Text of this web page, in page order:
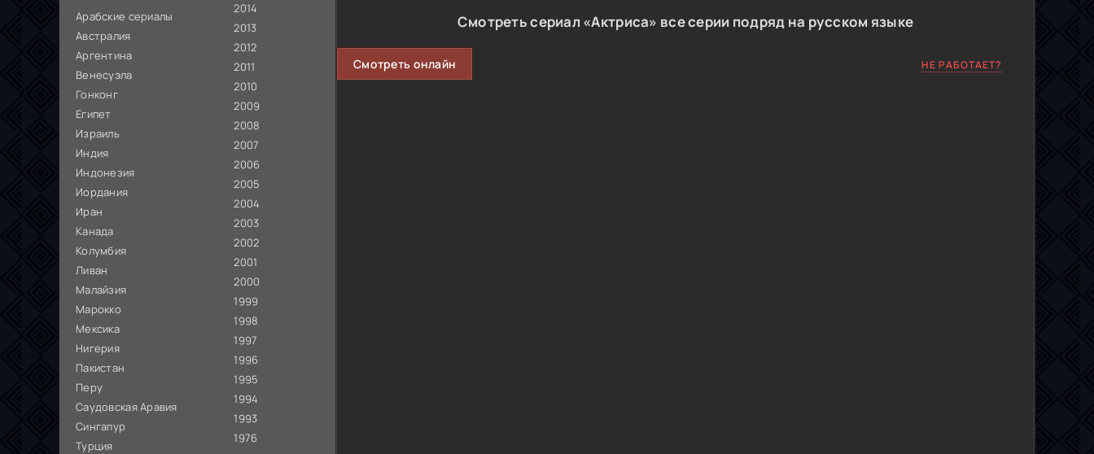
Арабские сериалы
Австралия
Аргентина
Венесуэла
Гонконг
Египет
Израиль
Индия
Индонезия
Иордания
Иран
Канада
Колумбия
Ливан
Малайзия
Марокко
Мексика
Нигерия
Пакистан
Перу
Саудовская Аравия
Сингапур
Турция
2014
2013
2012
2011
2010
2009
2008
2007
2006
2005
2004
2003
2002
2001
2000
1999
1998
1997
1996
1995
1994
1993
1976
Смотреть сериал «Актриса» все серии подряд на русском языке
Смотреть онлайн НЕ РАБОТАЕТ?